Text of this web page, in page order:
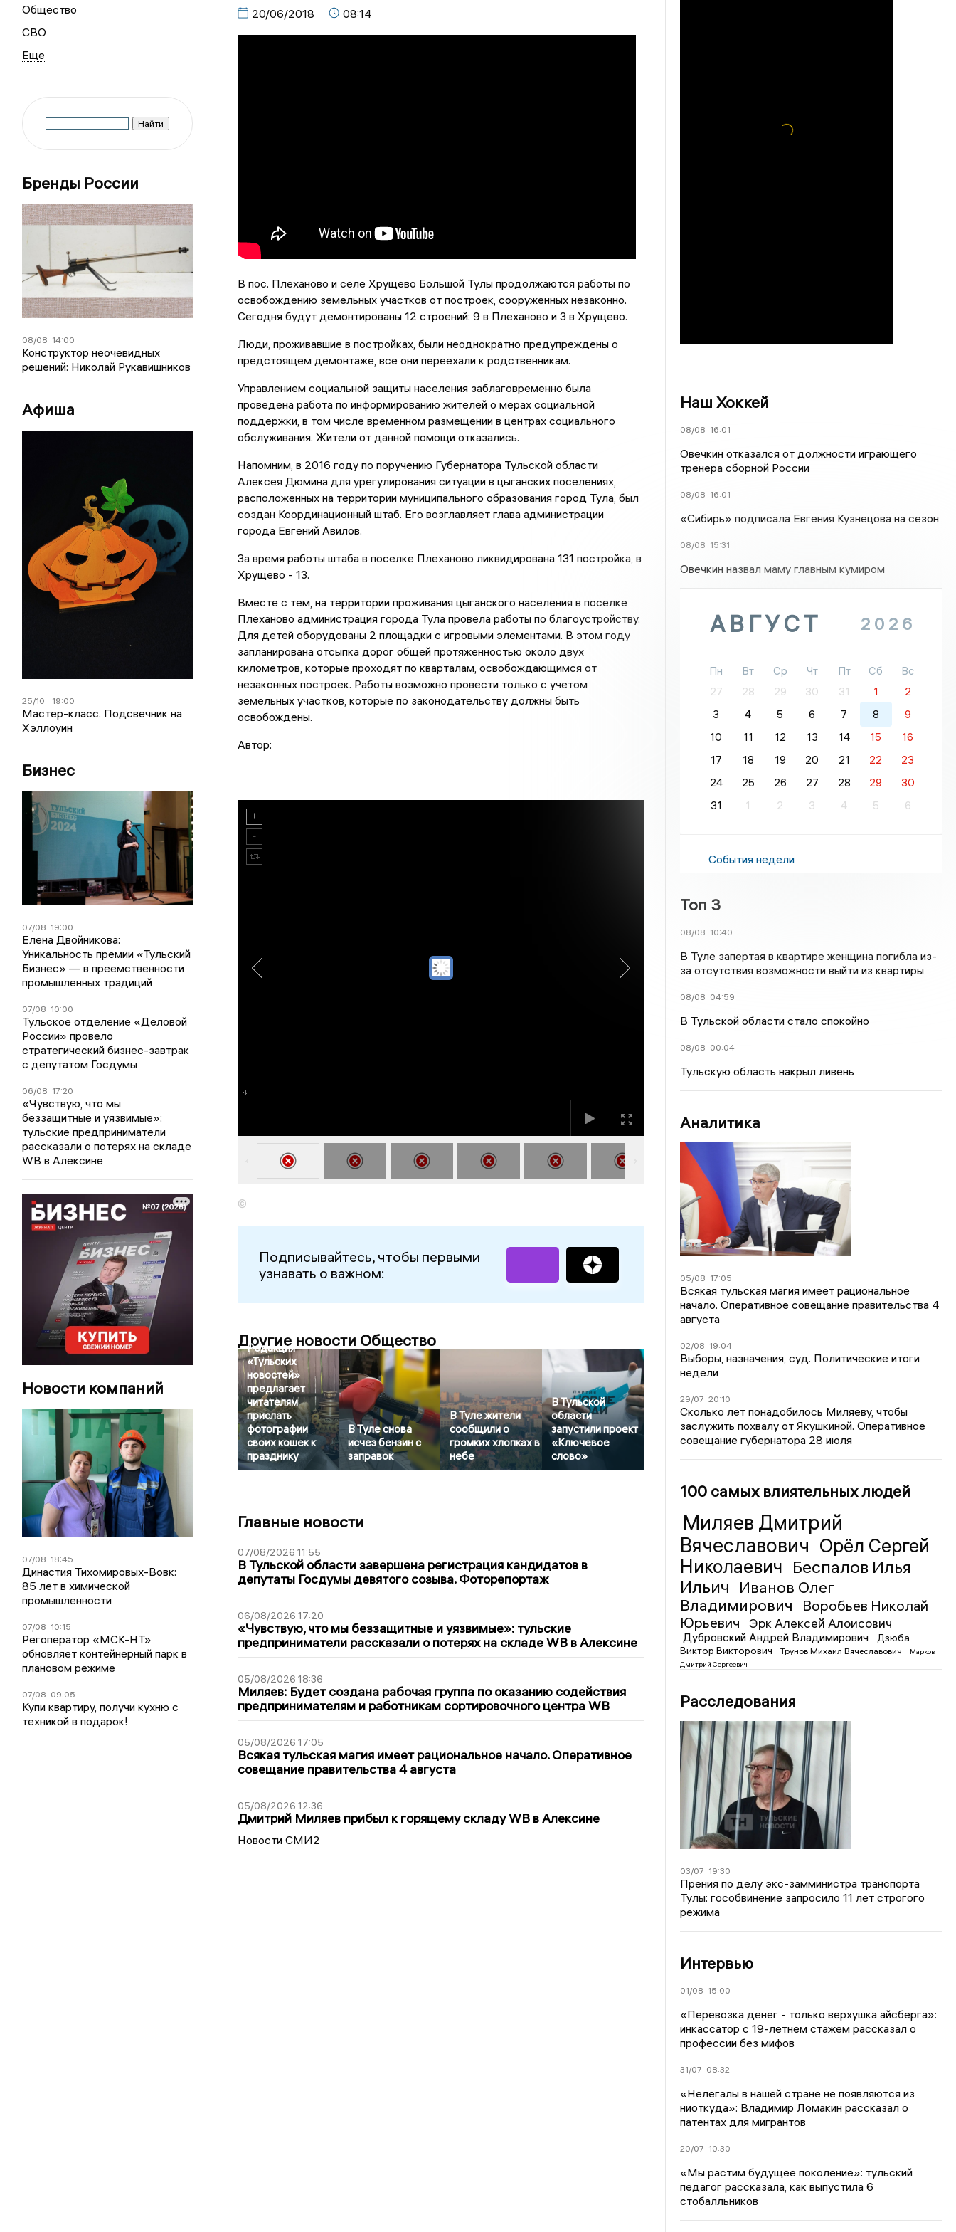
Общество
СВО
Бренды России
08/08 14:00
Конструктор неочевидных
решений: Николай Рукавишников
Афиша
25/10 19:00
Мастер-класс. Подсвечник на
Хэллоуин
Бизнес
07/08 19:00
Елена Двойникова:
Уникальность премии «Тульский
Бизнес» — в преемственности
промышленных традиций
07/08 10:00
Тульское отделение «Деловой
России» провело
стратегический бизнес-завтрак
с депутатом Госдумы
06/08 17:20
«Чувствую, что мы
беззащитные и уязвимые»:
тульские предприниматели
рассказали о потерях на складе
WB в Алексине
Новости компаний
07/08 18:45
Династия Тихомировых-Вовк:
85 лет в химической
промышленности
07/08 10:15
Регоператор «МСК-НТ»
обновляет контейнерный парк в
плановом режиме
07/08 09:05
Купи квартиру, получи кухню с
техникой в подарок!
20/06/2018 08:14
В пос. Плеханово и селе Хрущево Большой Тулы продолжаются работы по
освобождению земельных участков от построек, сооруженных незаконно.
Сегодня будут демонтированы 12 строений: 9 в Плеханово и 3 в Хрущево.
Люди, проживавшие в постройках, были неоднократно предупреждены о
предстоящем демонтаже, все они переехали к родственникам.
Управлением социальной защиты населения заблаговременно была
проведена работа по информированию жителей о мерах социальной
поддержки, в том числе временном размещении в центрах социального
обслуживания. Жители от данной помощи отказались.
Напомним, в 2016 году по поручению Губернатора Тульской области
Алексея Дюмина для урегулирования ситуации в цыганских поселениях,
расположенных на территории муниципального образования город Тула, был
создан Координационный штаб. Его возглавляет глава администрации
города Евгений Авилов.
За время работы штаба в поселке Плеханово ликвидирована 131 постройка, в
Хрущево - 13.
Вместе с тем, на территории проживания цыганского населения в поселке
Плеханово администрация города Тула провела работы по благоустройству.
Для детей оборудованы 2 площадки с игровыми элементами. В этом году
запланирована отсыпка дорог общей протяженностью около двух
километров, которые проходят по кварталам, освобождающимся от
незаконных построек. Работы возможно провести только с учетом
земельных участков, которые по законодательству должны быть
освобождены.
Автор:
©
Подписывайтесь, чтобы первыми
узнавать о важном:
Другие новости Общество
Редакция
«Тульских
новостей»
предлагает
читателям
прислать
фотографии
своих кошек к
празднику
В Туле снова
исчез бензин с
заправок
В Туле жители
сообщили о
громких хлопках в
небе
В Тульской
области
запустили проект
«Ключевое
слово»
Главные новости
07/08/2026 11:55
В Тульской области завершена регистрация кандидатов в
депутаты Госдумы девятого созыва. Фоторепортаж
06/08/2026 17:20
«Чувствую, что мы беззащитные и уязвимые»: тульские
предприниматели рассказали о потерях на складе WB в Алексине
05/08/2026 18:36
Миляев: Будет создана рабочая группа по оказанию содействия
предпринимателям и работникам сортировочного центра WB
05/08/2026 17:05
Всякая тульская магия имеет рациональное начало. Оперативное
совещание правительства 4 августа
05/08/2026 12:36
Дмитрий Миляев прибыл к горящему складу WB в Алексине
Новости СМИ2
Наш Хоккей
08/08 16:01
Овечкин отказался от должности играющего
тренера сборной России
08/08 16:01
«Сибирь» подписала Евгения Кузнецова на сезон
08/08 15:31
Овечкин назвал маму главным кумиром
АВГУСТ 2026
Пн Вт Ср Чт Пт Сб
Вс
27
28 29 30 31 1
2
3
4 5 6 7 8
9
10
11 12 13 14 15
16
17
18 19 20 21 22
23
24
25 26 27 28 29
30
31
1 2 3 4 5 6
События недели
Топ 3
08/08 10:40
В Туле запертая в квартире женщина погибла из-
за отсутствия возможности выйти из квартиры
08/08 04:59
В Тульской области стало спокойно
08/08 00:04
Тульскую область накрыл ливень
Аналитика
05/08 17:05
Всякая тульская магия имеет рациональное
начало. Оперативное совещание правительства 4
августа
02/08 19:04
Выборы, назначения, суд. Политические итоги
недели
29/07 20:10
Сколько лет понадобилось Миляеву, чтобы
заслужить похвалу от Якушкиной. Оперативное
совещание губернатора 28 июля
100 самых влиятельных людей
Миляев Дмитрий
Вячеславович Орёл Сергей
Николаевич Беспалов Илья
Ильич
Иванов Олег
Владимирович
Воробьев Николай
Юрьевич
Эрк Алексей Алоисович
Дубровский Андрей Владимирович
Дзюба
Виктор Викторович
Трунов Михаил Вячеславович
Марков
Дмитрий Сергеевич
Расследования
03/07 19:30
Прения по делу экс-замминистра транспорта
Тулы: гособвинение запросило 11 лет строгого
режима
Интервью
01/08 15:00
«Перевозка денег - только верхушка айсберга»:
инкассатор с 19-летнем стажем рассказал о
профессии без мифов
31/07 08:32
«Нелегалы в нашей стране не появляются из
ниоткуда»: Владимир Ломакин рассказал о
патентах для мигрантов
20/07 10:30
«Мы растим будущее поколение»: тульский
педагог рассказала, как выпустила 6
стобалльников